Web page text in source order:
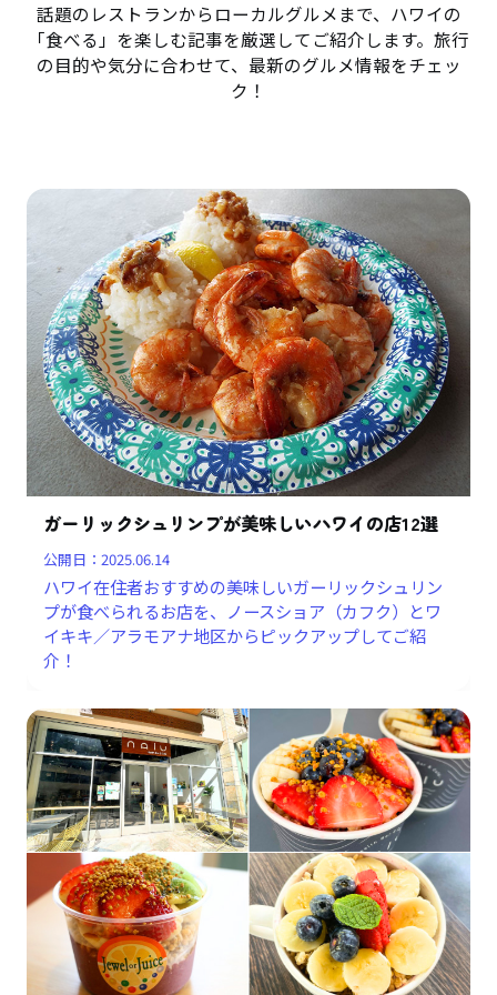
話題のレストランからローカルグルメまで、ハワイの
「食べる」を楽しむ記事を厳選してご紹介します。旅行
の目的や気分に合わせて、最新のグルメ情報をチェッ
ク！
ガーリックシュリンプが美味しいハワイの店12選
公開日：2025.06.14
ハワイ在住者おすすめの美味しいガーリックシュリン
プが食べられるお店を、ノースショア（カフク）とワ
イキキ／アラモアナ地区からピックアップしてご紹
介！